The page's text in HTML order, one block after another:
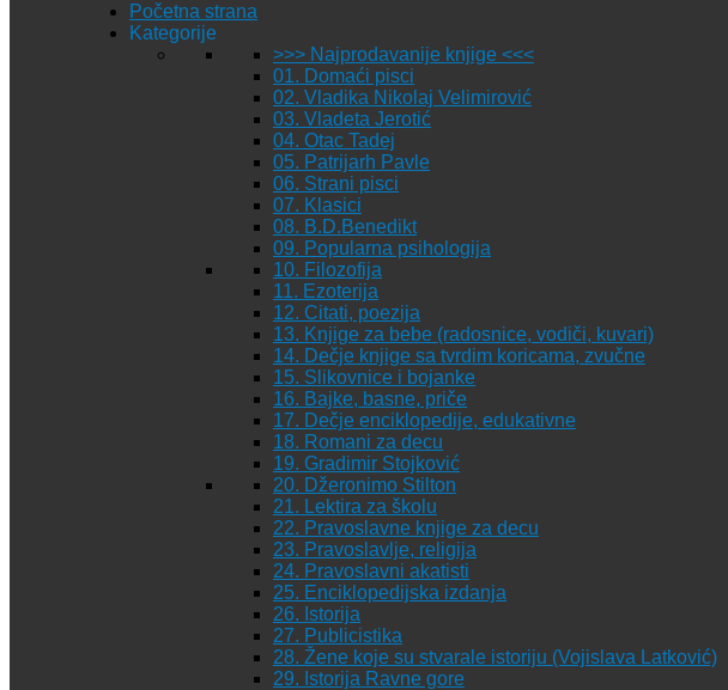
Početna strana
Kategorije
>>> Najprodavanije knjige <<<
01. Domaći pisci
02. Vladika Nikolaj Velimirović
03. Vladeta Jerotić
04. Otac Tadej
05. Patrijarh Pavle
06. Strani pisci
07. Klasici
08. B.D.Benedikt
09. Popularna psihologija
10. Filozofija
11. Ezoterija
12. Citati, poezija
13. Knjige za bebe (radosnice, vodiči, kuvari)
14. Dečje knjige sa tvrdim koricama, zvučne
15. Slikovnice i bojanke
16. Bajke, basne, priče
17. Dečje enciklopedije, edukativne
18. Romani za decu
19. Gradimir Stojković
20. Džeronimo Stilton
21. Lektira za školu
22. Pravoslavne knjige za decu
23. Pravoslavlje, religija
24. Pravoslavni akatisti
25. Enciklopedijska izdanja
26. Istorija
27. Publicistika
28. Žene koje su stvarale istoriju (Vojislava Latković)
29. Istorija Ravne gore